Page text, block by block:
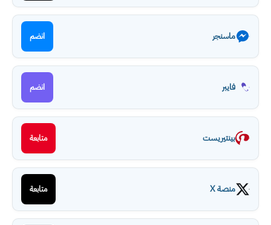
ماسنجر انضم
فايبر انضم
بينتيريست متابعة
منصة X متابعة